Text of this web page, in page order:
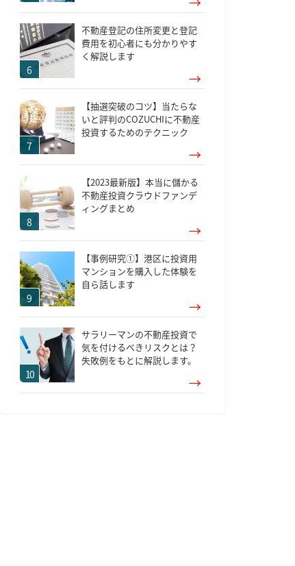
不動産登記の住所変更と登記
費用を初心者にも分かりやす
く解説します
【抽選突破のコツ】当たらな
いと評判のCOZUCHIに不動産
投資するためのテクニック
【2023最新版】本当に儲かる
不動産投資クラウドファンデ
ィングまとめ
【事例研究①】港区に投資用
マンションを購入した体験を
自ら話します
サラリーマンの不動産投資で
気を付けるべきリスクとは？
失敗例をもとに解説します。